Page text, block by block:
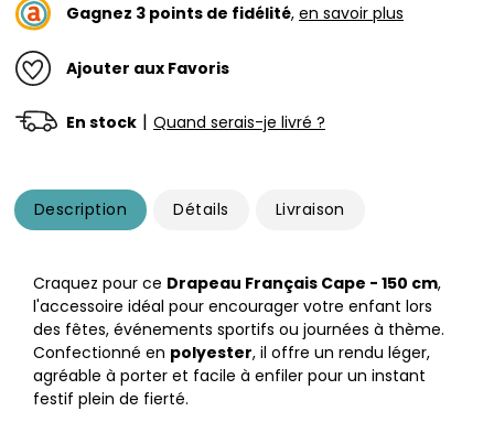
Gagnez 3 points de fidélité, en savoir plus
Ajouter aux Favoris
En stock | Quand serais-je livré ?
Description Détails Livraison
Craquez pour ce Drapeau Français Cape - 150 cm,
l'accessoire idéal pour encourager votre enfant lors
des fêtes, événements sportifs ou journées à thème.
Confectionné en polyester, il offre un rendu léger,
agréable à porter et facile à enfiler pour un instant
festif plein de fierté.